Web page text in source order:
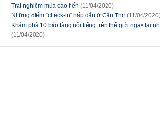
Trải nghiệm mùa cào hến (11/04/2020)
Những điểm “check-in” hấp dẫn ở Cần Thơ (11/04/2020)
Khám phá 10 bảo tàng nổi tiếng trên thế giới ngay tại
(11/04/2020)